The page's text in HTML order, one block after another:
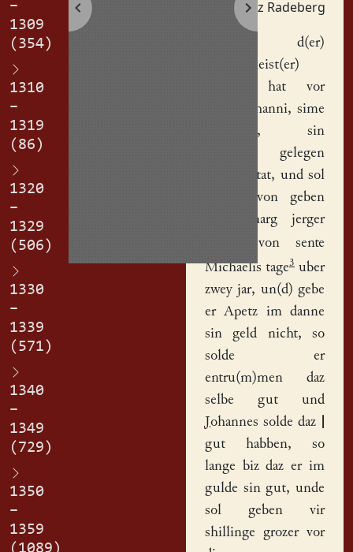
–
1309
(354)
1310
–
1319
(86)
1320
–
1329
(506)
1330
–
1339
(571)
1340
–
1349
(729)
1350
–
1359
(1089)
Apetz Radeberg
, d(er)
Muncemeist(er)
genant, hat vor
satzet Johanni, sime
vet(er)en, sin
, gelegen
vor der stat, und sol
im da von geben
achte marg jerger
von sente
Michaelis tage3uber
zwey jar, un(d) gebe
er Apetz im danne
sin geld nicht, so
solde er
entru(m)men daz
selbe gut und
Johannes solde daz
gut habben, so
lange biz daz er im
gulde sin gut, unde
sol geben vir
shillinge grozer vor